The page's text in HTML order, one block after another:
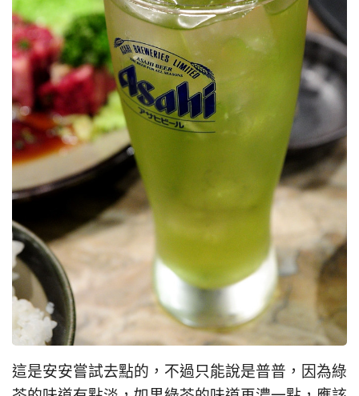
這是安安嘗試去點的，不過只能說是普普，因為綠